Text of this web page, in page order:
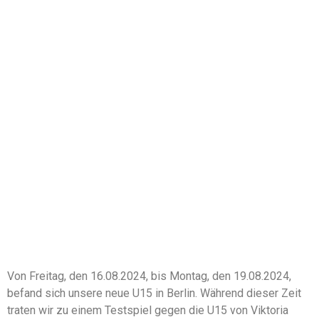
Von Freitag, den 16.08.2024, bis Montag, den 19.08.2024,
befand sich unsere neue U15 in Berlin. Während dieser Zeit
traten wir zu einem Testspiel gegen die U15 von Viktoria